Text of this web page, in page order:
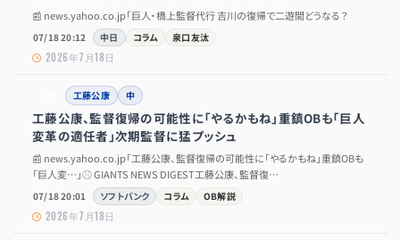
📰 news.yahoo.co.jp「巨人・橋上監督代行 吉川の復帰で二遊間どうなる？
07/18 20:12 中日 コラム 泉口友汰
2026年7月18日
工藤公康 中
工藤公康、監督復帰の可能性に「やるかもね」重鎮OBも「巨人
変革の適任者」次期監督に猛プッシュ
📰 news.yahoo.co.jp「工藤公康、監督復帰の可能性に「やるかもね」重鎮OBも
「巨人変…」⚾ GIANTS NEWS DIGEST工藤公康、監督復…
07/18 20:01 ソフトバンク コラム OB解説
2026年7月18日